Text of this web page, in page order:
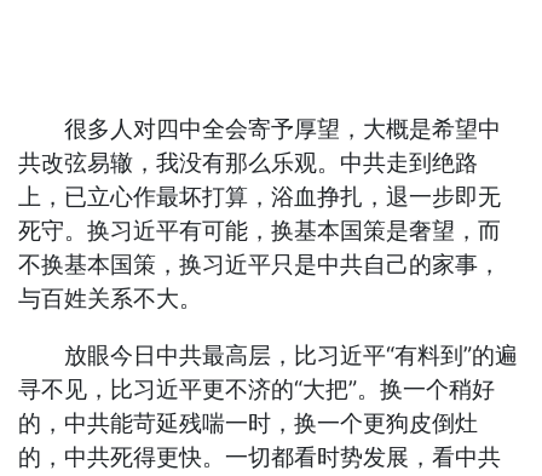
很多人对四中全会寄予厚望，大概是希望中
共改弦易辙，我没有那么乐观。中共走到绝路
上，已立心作最坏打算，浴血挣扎，退一步即无
死守。换习近平有可能，换基本国策是奢望，而
不换基本国策，换习近平只是中共自己的家事，
与百姓关系不大。
放眼今日中共最高层，比习近平“有料到”的遍
寻不见，比习近平更不济的“大把”。换一个稍好
的，中共能苛延残喘一时，换一个更狗皮倒灶
的，中共死得更快。一切都看时势发展，看中共